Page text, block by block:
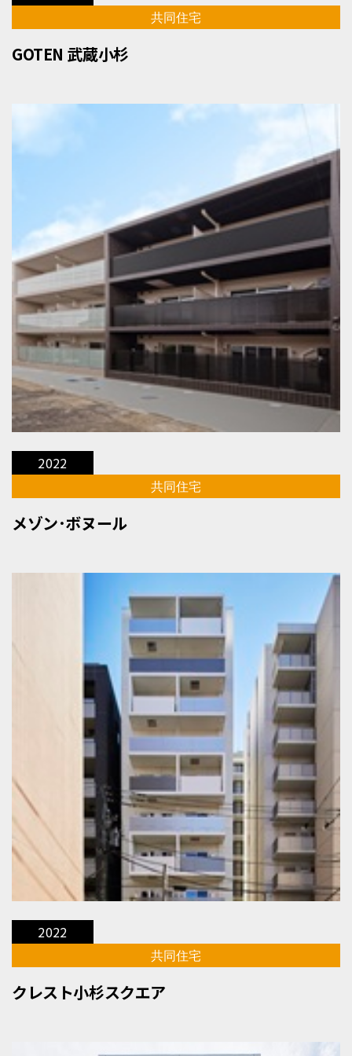
共同住宅
GOTEN 武蔵小杉
2022
共同住宅
メゾン･ボヌール
2022
共同住宅
クレスト小杉スクエア